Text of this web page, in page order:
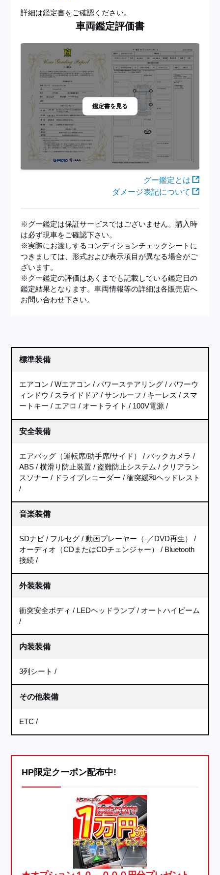
詳細は鑑定書をご確認ください。
車両鑑定評価書
鑑定書を見る
グー鑑定とは
ダメージ表記について
※グー鑑定は保証サービスではございません。購入時
は必ず現車をご確認下さい。
※実際にお渡しするコンディションチェックシートに
つきましては、形式および表示項目が異なる場合がご
ざいます。
※グー鑑定の評価はあくまでも記載している鑑定日の
鑑定結果となります。車両情報等の詳細は各販売店へ
お問い合わせ下さい。
標準装備
エアコン Wエアコン パワーステアリング
パワーウ
ィンドウ
スライドドア サンルーフ キーレス
スマ
ートキー
エアロ オートライト 100V電源
安全装備
エアバッグ（運転席/助手席/サイド）
バックカメラ
ABS
横滑り防止装置 盗難防止システム
クリアラン
スソナー
ドライブレコーダー 衝突緩和ヘッドレスト
音楽装備
SDナビ フルセグ
動画プレーヤー（-／DVD再生）
オーディオ（CDまたはCDチェンジャー）
Bluetooth
接続
外装装備
衝突安全ボディ LEDヘッドランプ オートハイビーム
内装装備
3列シート
その他装備
ETC
HP限定クーポン配布中!